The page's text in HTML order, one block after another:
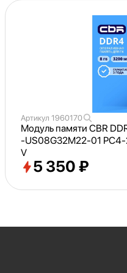
Артикул1960170
Модуль памяти CBR
-US08G32M22-01
V
5 350 ₽